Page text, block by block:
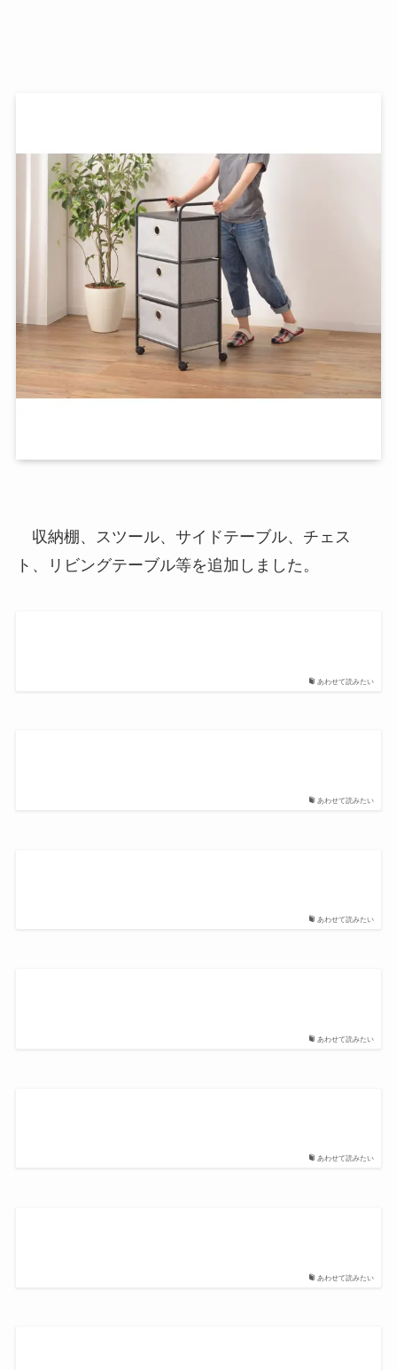
収納棚、スツール、サイドテーブル、チェス
ト、リビングテーブル等を追加しました。
あわせて読みたい
あわせて読みたい
あわせて読みたい
あわせて読みたい
あわせて読みたい
あわせて読みたい